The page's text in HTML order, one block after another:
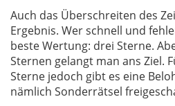
Auch das Überschreiten des
Ergebnis. Wer schnell und
beste Wertung: drei Sterne.
Sternen gelangt man ans Ziel.
Sterne jedoch gibt es eine
nämlich Sonderrätsel